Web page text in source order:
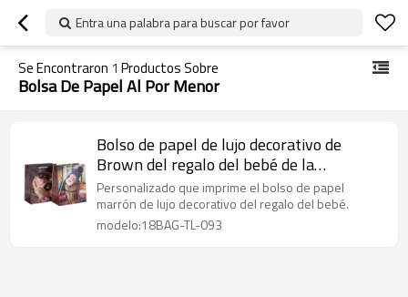
Entra una palabra para buscar por favor
Se Encontraron 1 Productos Sobre
Bolsa De Papel Al Por Menor
Bolso de papel de lujo decorativo de
Brown del regalo del bebé de la
impresión en el embalaje de la llave
Personalizado que imprime el bolso de papel
marrón de lujo decorativo del regalo del bebé.
modelo:18BAG-TL-093